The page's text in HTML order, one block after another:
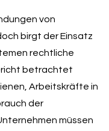
von
birgt der Einsatz
rechtliche
betrachtet
Arbeitskräfte in
der
müssen